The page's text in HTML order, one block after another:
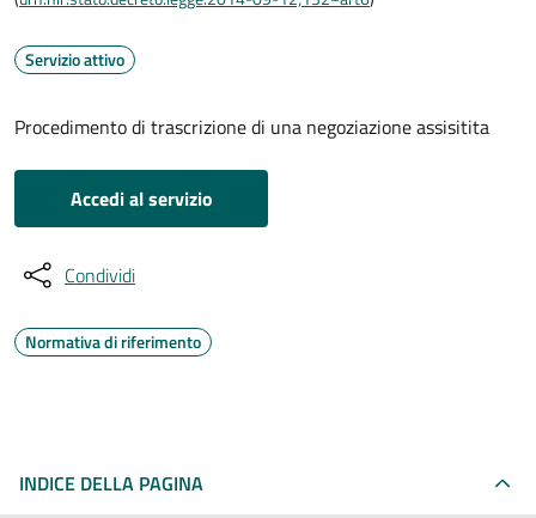
Servizio attivo
Procedimento di trascrizione di una negoziazione assisitita
Accedi al servizio
Condividi
Normativa di riferimento
INDICE DELLA PAGINA